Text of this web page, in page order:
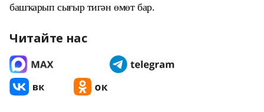
башҡарып сығыр тигән өмөт бар.
Читайте нас